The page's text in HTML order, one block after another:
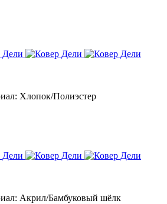
Хлопок/Полиэстер
Акрил/Бамбуковый шёлк